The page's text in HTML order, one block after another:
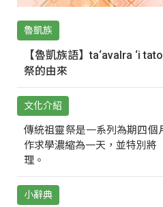
魯凱族
【魯凱族語】ta‘avalra ‘i
祭的由來
文化介紹
傳統祖靈祭是一系列為期四個
作求學濃縮為一天，並特別將
理。
小辭典